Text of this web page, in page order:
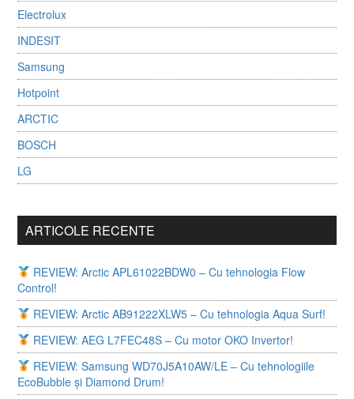
Electrolux
INDESIT
Samsung
Hotpoint
ARCTIC
BOSCH
LG
ARTICOLE RECENTE
REVIEW: Arctic APL61022BDW0 – Cu tehnologia Flow
Control!
REVIEW: Arctic AB91222XLW5 – Cu tehnologia Aqua Surf!
REVIEW: AEG L7FEC48S – Cu motor OKO Invertor!
REVIEW: Samsung WD70J5A10AW/LE – Cu tehnologiile
EcoBubble și Diamond Drum!